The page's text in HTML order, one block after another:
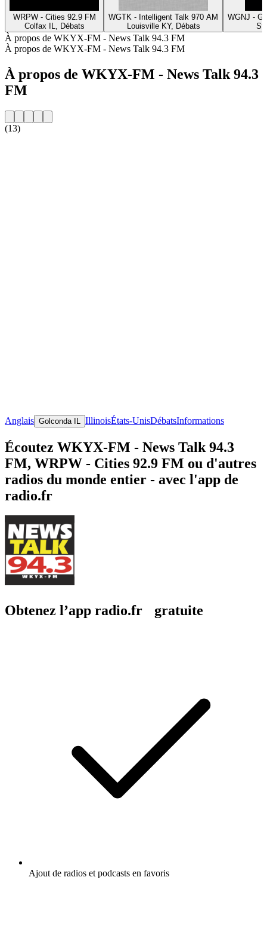
WRPW - Cities 92.9 FM
Colfax IL, Débats
WGTK - Intelligent Talk 970 AM
Louisville KY, Débats
WGNJ -
À propos de WKYX-FM - News Talk 94.3 FM
À propos de WKYX-FM - News Talk 94.3 FM
À propos de WKYX-FM - News Talk 94.3
FM
(13)
Anglais Golconda IL IllinoisÉtats-UnisDébatsInformations
Écoutez WKYX-FM - News Talk 94.3
FM, WRPW - Cities 92.9 FM ou d'autres
radios du monde entier - avec l'app de
radio.fr
Obtenez l’app radio.fr gratuite
Ajout de radios et podcasts en favoris